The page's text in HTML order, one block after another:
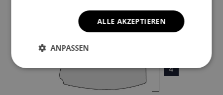
4
ALLE AKZEPTIEREN
ANPASSEN